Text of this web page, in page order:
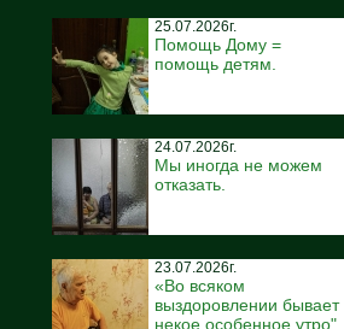
25.07.2026г.
Помощь Дому =
помощь детям.
24.07.2026г.
Мы иногда не можем
отказать.
23.07.2026г.
«Во всяком
выздоровлении бывает
некое особенное утро"